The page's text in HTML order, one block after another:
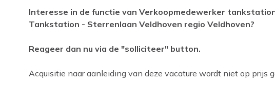
Interesse in de functie van Verkoopmedewerker
Tankstation - Sterrenlaan Veldhoven regio Veldhoven?
Reageer dan nu via de "solliciteer" button.
Acquisitie naar aanleiding van deze vacature wordt niet op prijs